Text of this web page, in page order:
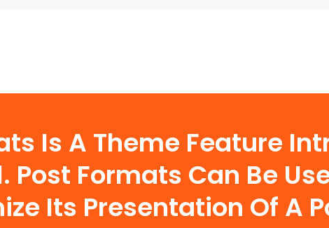
Is A Theme Feature
Post Formats Can Be
Its Presentation Of A